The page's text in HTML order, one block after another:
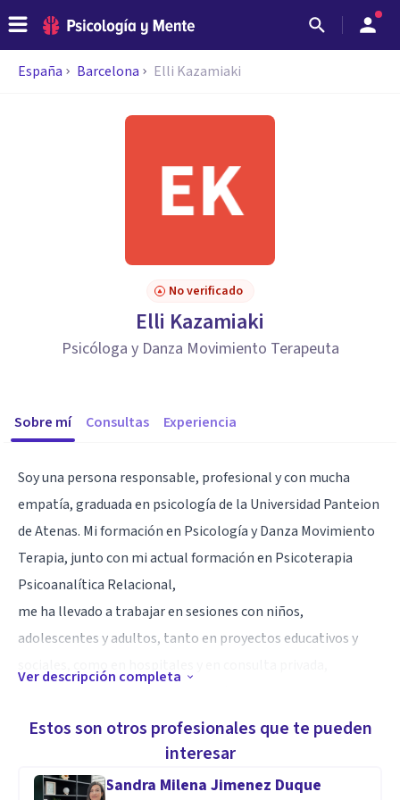
España Barcelona Elli Kazamiaki
No verificado
Elli Kazamiaki
Psicóloga y Danza Movimiento Terapeuta
Sobre mí Consultas Experiencia
Soy una persona responsable, profesional y con mucha
empatía, graduada en psicología de la Universidad Panteion
de Atenas. Mi formación en Psicología y Danza Movimiento
Terapia, junto con mi actual formación en Psicoterapia
Psicoanalítica Relacional,
me ha llevado a trabajar en sesiones con niños,
adolescentes y adultos, tanto en proyectos educativos y
interpersonales y la expresión corporal.
Ofrezco sesiones individuales, tanto presenciales como en
Ver descripción completa
Estos son otros profesionales que te pueden
interesar
Sandra Milena Jimenez Duque